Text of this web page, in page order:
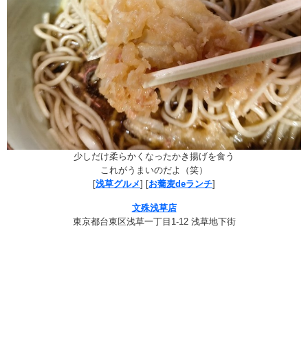
少しだけ柔らかくなったかき揚げを食う
これがうまいのだよ（笑）
[浅草グルメ] [お蕎麦deランチ]
文殊浅草店
東京都台東区浅草一丁目1-12 浅草地下街